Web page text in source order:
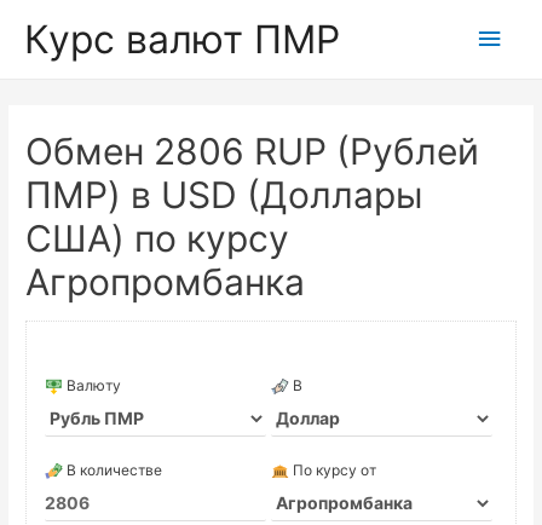
Курс валют ПМР
Обмен 2806 RUP (Рублей
ПМР) в USD (Доллары
США) по курсу
Агропромбанка
Валюту В
В количестве По курсу от